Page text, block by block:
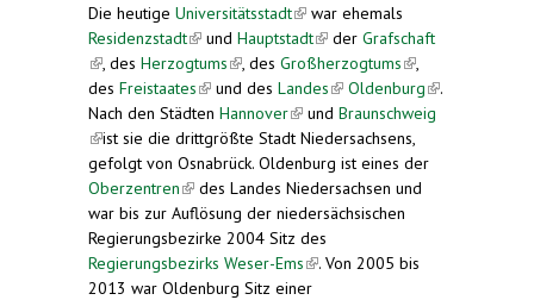
Die heutige Universitätsstadt(link is external)
war ehemals
Residenzstadt(link is external)
und Hauptstadt(link is external)
der Grafschaft
(link is external)
, des Herzogtums(link is external)
, des Großherzogtums(link is
external)
,
des Freistaates(link is external)
und des Landes(link is external)
Oldenburg(link is
external)
.
Nach den Städten Hannover(link is external)
und Braunschweig
(link is external)
ist sie die drittgrößte Stadt Niedersachsens,
gefolgt von Osnabrück. Oldenburg ist eines der
Oberzentren(link is external)
des Landes Niedersachsen und
war bis zur Auflösung der niedersächsischen
Regierungsbezirke 2004 Sitz des
Regierungsbezirks Weser-Ems(link is external)
. Von 2005 bis
2013 war Oldenburg Sitz einer